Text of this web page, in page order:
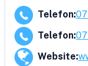
Telefon:
Telefon:
Website: